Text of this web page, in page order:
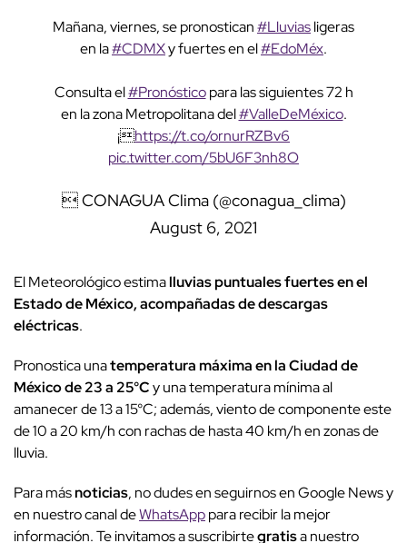
Mañana, viernes, se pronostican#Lluviasligeras
en la#CDMXy fuertes en el#EdoMéx.
Consulta el#Pronósticopara las siguientes 72 h
en la zona Metropolitana del#ValleDeMéxico.
¡https://t.co/ornurRZBv6
pic.twitter.com/5bU6F3nh8O
 CONAGUA Clima (@conagua_clima)
August 6, 2021
El Meteorológico estimalluvias puntuales fuertes en el
Estado de México, acompañadas de descargas
eléctricas.
Pronostica unatemperatura máxima en la Ciudad de
México de 23 a 25°Cy una temperatura mínima al
amanecer de 13 a 15°C; además, viento de componente este
de 10 a 20 km/h con rachas de hasta 40 km/h en zonas de
lluvia.
Para másnoticias, no dudes en seguirnos en Google News y
en nuestro canal deWhatsApppara recibir la mejor
información. Te invitamos a suscribirtegratisa nuestro